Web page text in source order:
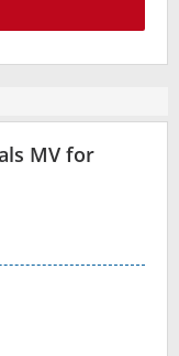
MV for